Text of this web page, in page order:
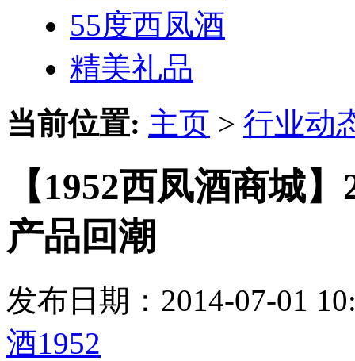
55度西凤酒
精美礼品
当前位置: 主页 > 行业动
【1952西凤酒商城
产品回潮
发布日期：2014-07-01
酒1952